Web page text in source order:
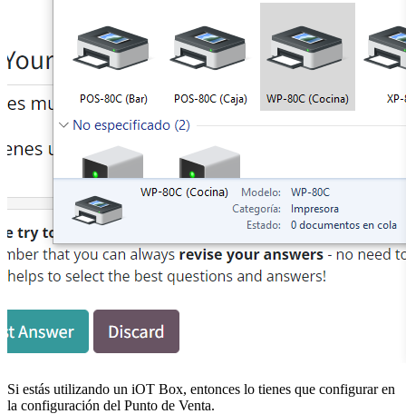
Si estás utilizando un iOT Box, entonces lo tienes que configurar en
la configuración del Punto de Venta.